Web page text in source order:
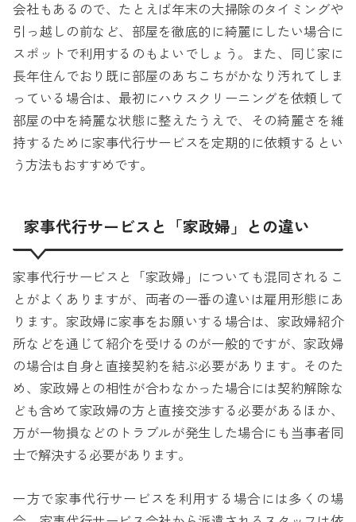
会社もあるので、たとえば年末の大掃除のタイミングや
引っ越しの前など、部屋を徹底的に綺麗にしたい場合に
スポットで利用するのもよいでしょう。また、同じ家に
長年住んでおり既に部屋のあちこちがかなり汚れてしま
っている場合は、最初にハウスクリーニングを依頼して
部屋の中を綺麗な状態に整えたうえで、その綺麗さを維
持するために家事代行サービスを定期的に依頼するとい
う方法もおすすめです。
家事代行サービスと「家政婦」との違い
家事代行サービスと「家政婦」についても混同されるこ
とがよくありますが、両者の一番の違いは雇用形態にあ
ります。家政婦に家事をお願いする場合は、家政婦紹介
所などを通じて紹介を受けるのが一般的ですが、家政婦
の場合は自身と直接契約を結ぶ必要があります。そのた
め、家政婦との相性が合わなかった場合には契約解除な
ども含めて家政婦の方と直接交渉する必要があるほか、
万が一物損などのトラブルが発生した場合にも当事者同
士で解決する必要があります。
一方で家事代行サービスを利用する場合には多くの場